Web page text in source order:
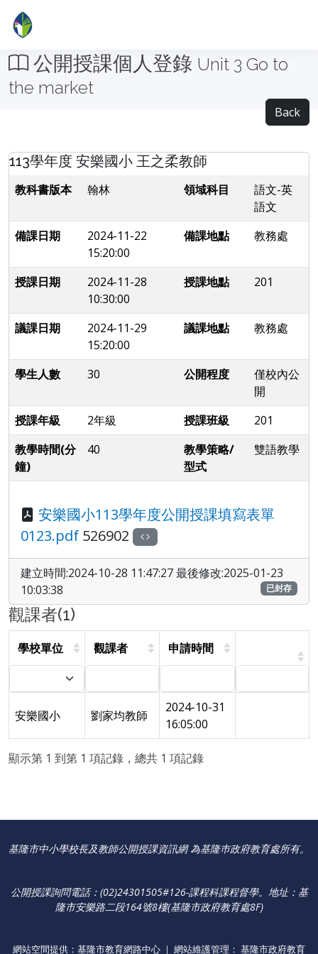
公開授課個人登錄 Unit 3 Go to
the market
Back
113學年度 安樂國小 王之柔教師
教科書版本 翰林 領域科目
語文-英
語文
備課日期
2024-11-22
15:20:00
備課地點 教務處
授課日期
2024-11-28
10:30:00
授課地點 201
議課日期
2024-11-29
15:20:00
議課地點 教務處
學生人數 30 公開程度
僅校內公
開
授課年級
2年級 授課班級
201
教學時間(分
鐘)
40
教學策略/
型式
雙語教學
安樂國小113學年度公開授課填寫表單
0123.pdf 526902
建立時間:2024-10-28 11:47:27 最後修改:2025-01-23
10:03:38
已封存
觀課者(1)
學校單位 觀課者 申請時間
安樂國小 劉家均教師
2024-10-31
16:05:00
顯示第 1 到第 1 項記錄，總共 1 項記錄
基隆市中小學校長及教師公開授課資訊網 為基隆巿政府教育處所有。
公開授課詢問電話：(02)24301505#126-課程科課程督學。 地址：基
隆市安樂路二段164號8樓(基隆市政府教育處8F)
網站空間提供：基隆市教育網路中心 ｜ 網站維護管理： 基隆市政府教育